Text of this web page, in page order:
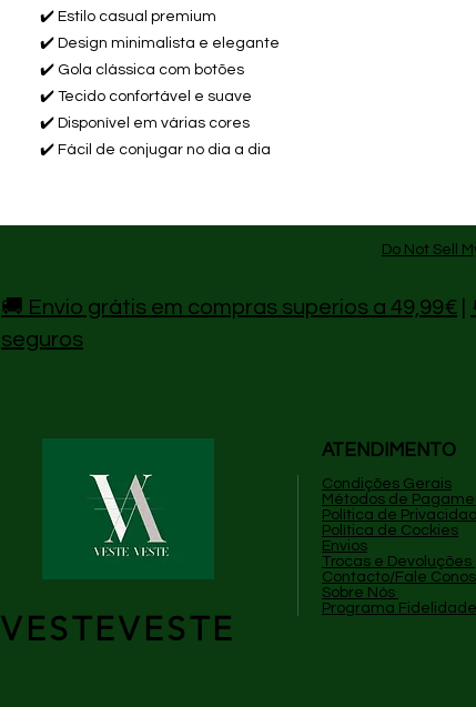
✔️ Estilo casual premium
✔️ Design minimalista e elegante
✔️ Gola clássica com botões
✔️ Tecido confortável e suave
✔️ Disponível em várias cores
✔️ Fácil de conjugar no dia a dia
Do Not Sell
🚚 Envio grátis em compras superios a 49,99€
seguros
VESTEVESTE
ATENDIMENTO
Condições Gerais
Métodos de
Política de
Política de Cockies
Envios
Trocas e Devoluções
Contacto/Fale
Sobre Nós
Programa